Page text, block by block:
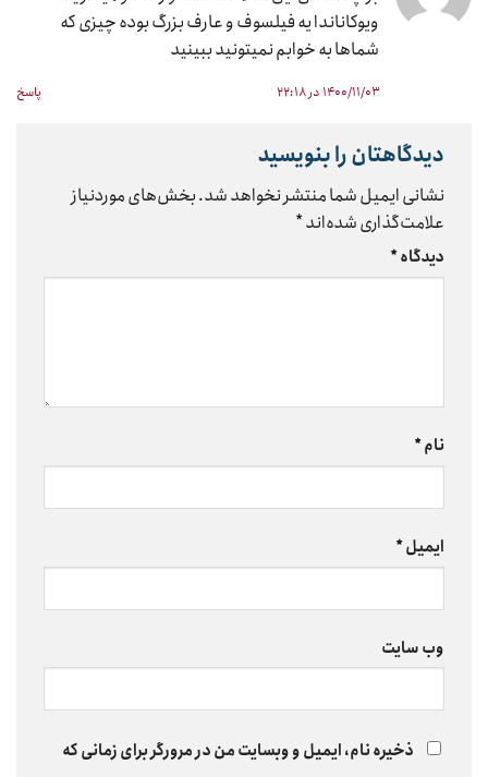
ویوکاناندا یه فیلسوف و عارف بزرگ بوده چیزی که
شماها به خوابم نمیتونید ببینید
۱۴۰۰/۱۱/۰۳ در ۲۲:۱۸ پاسخ
دیدگاهتان را بنویسید
نشانی ایمیل شما منتشر نخواهد شد.بخش‌های موردنیاز
علامت‌گذاری شده‌اند*
دیدگاه*
نام*
ایمیل*
وب‌ سایت
ذخیره نام، ایمیل و وبسایت من در مرورگر برای زمانی که